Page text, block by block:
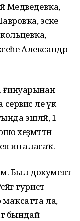
Медведевҡа,
эске
Александр
ғинуарынан
әле үк
эшләй, 1
хеҙмәттән
инә аласаҡ.
Был документ
турист
ла,
бындай